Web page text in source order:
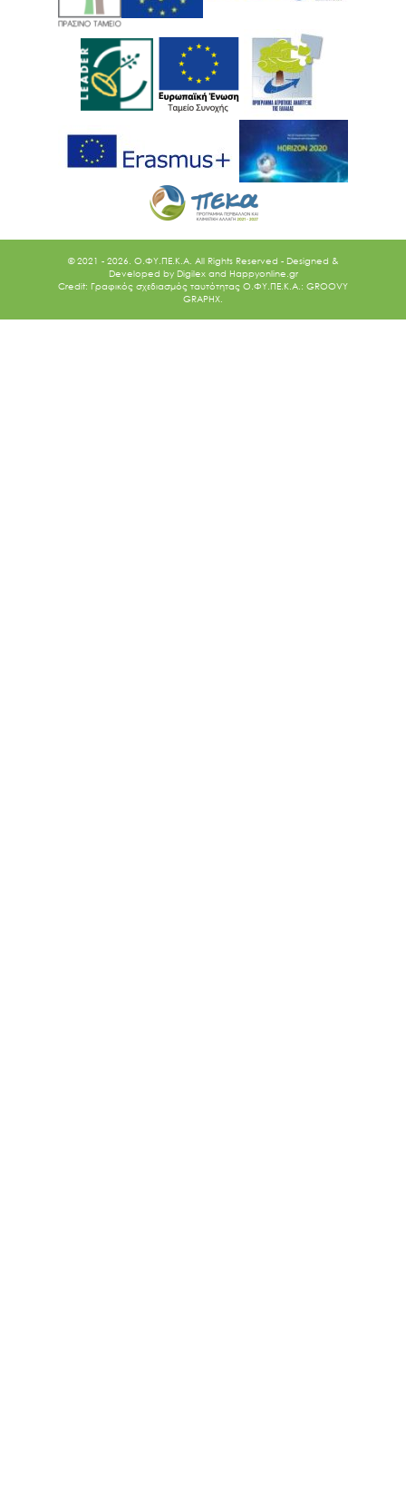
© 2021 - 2026. O.ΦΥ.ΠΕ.Κ.Α. All Rights Reserved - Designed &
Developed by Digilex and Happyonline.gr
Credit: Γραφικός σχεδιασμός ταυτότητας Ο.ΦΥ.ΠΕ.Κ.Α.: GROOVY
GRAPHX.